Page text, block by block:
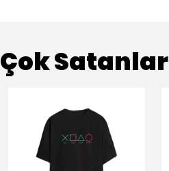
Çok Satanlar